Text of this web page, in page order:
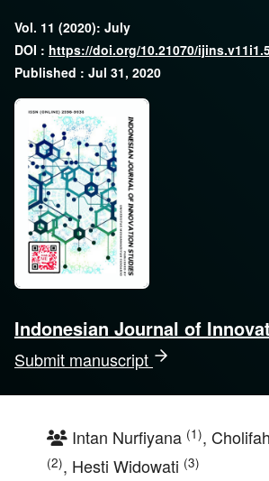
Indonesian Journal of
Submit manuscript
Vol. 11 (2020): July
DOI : https://doi.org/10.21070/
Published : Jul 31, 2020
Intan Nurfiyana (1),
(2), Hesti Widowati (3)